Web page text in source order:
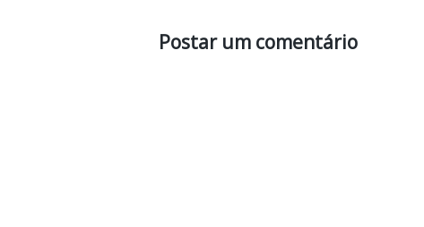
Postar um comentário